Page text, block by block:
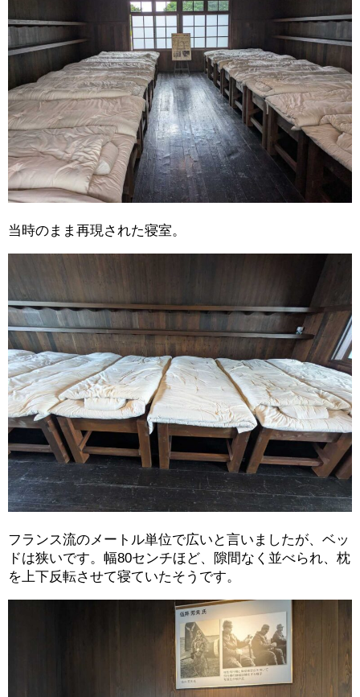
当時のまま再現された寝室。
フランス流のメートル単位で広いと言いましたが、ベッ
ドは狭いです。幅80センチほど、隙間なく並べられ、枕
を上下反転させて寝ていたそうです。